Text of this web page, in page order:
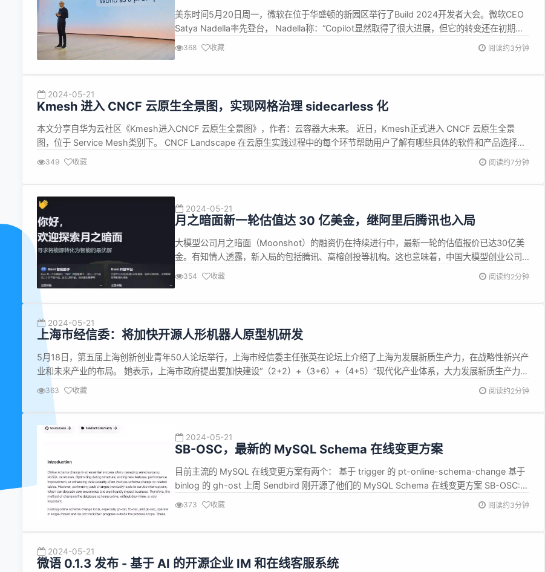
美东时间5月20日周一，微软在位于华盛顿的新园区举行了Build 2024开发者大会。微软CEO
Satya Nadella率先登台， Nadella称：“Copilot显然取得了很大进展，但它的转变还在初期阶
段。尺度定律(scaling law)帮助我们在云端创造并提供非常强大的AI模型，但今天，我们要超
368 收藏 阅读约3分钟
2024-05-21
Kmesh 进入 CNCF 云原生全景图，实现网格治理 sidecarless 化
本文分享自华为云社区《Kmesh进入CNCF 云原生全景图》，作者：云容器大未来。 近日，Kmesh正式进入 CNCF 云原生全景
图，位于 Service Mesh类别下。 CNCF Landscape 在云原生实践过程中的每个环节帮助用户了解有哪些具体的软件和产品选择，
Kmesh 进入 CNCF Landscape，成为了 CNCF构建云原生服务网格最佳实...
349 收藏 阅读约7分钟
2024-05-21
月之暗面新一轮估值达 30 亿美金，继阿里后腾讯也入局
大模型公司月之暗面（Moonshot）的融资仍在持续进行中，最新一轮的估值报价已达30亿美
金。有知情人透露，新入局的包括腾讯、高榕创投等机构。这也意味着，中国大模型创业公司
已经踏入200亿人民币俱乐部。 新一轮融资的开启意味着上一轮融资的完结。今年2月中旬，月
354 收藏 阅读约2分钟
2024-05-21
上海市经信委：将加快开源人形机器人原型机研发
5月18日，第五届上海创新创业青年50人论坛举行，上海市经信委主任张英在论坛上介绍了上海为发展新质生产力，在战略性新兴产
业和未来产业的布局。 她表示，上海市政府提出要加快建设“（2+2）+（3+6）+（4+5）”现代化产业体系，大力发展新质生产力。
“2+2”是指促进先进制造业和现代服务业的两个融合，实现数字化转型和绿色低碳转型；“3+6”是指大力发展集成电路...
363 收藏 阅读约2分钟
2024-05-21
SB-OSC，最新的 MySQL Schema 在线变更方案
目前主流的 MySQL 在线变更方案有两个： 基于 trigger 的 pt-online-schema-change 基于
binlog 的 gh-ost 上周 Sendbird 刚开源了他们的 MySQL Schema 在线变更方案 SB-OSC:
Sendbird Online Schema Change。 GitHub 上刚刚 25 颗星星，绝对新鲜...
373 收藏 阅读约3分钟
2024-05-21
微语 0.1.3 发布 - 基于 AI 的开源企业 IM 和在线客服系统